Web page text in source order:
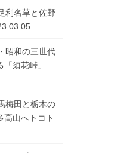
名草と佐野
和の三世代
「須花峠」
田と栃木の
山へトコト